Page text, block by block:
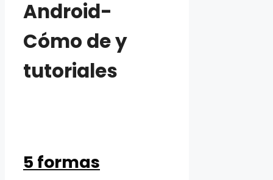
Android-
Cómo de y
tutoriales
5 formas